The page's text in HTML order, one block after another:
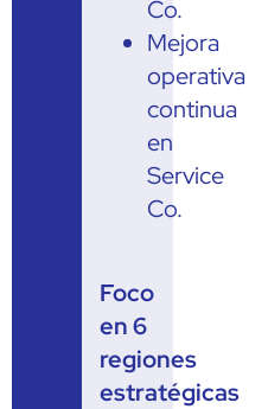
Co.
Mejora
operativa
continua
en
Service
Co.
Foco
en 6
regiones
estratégicas